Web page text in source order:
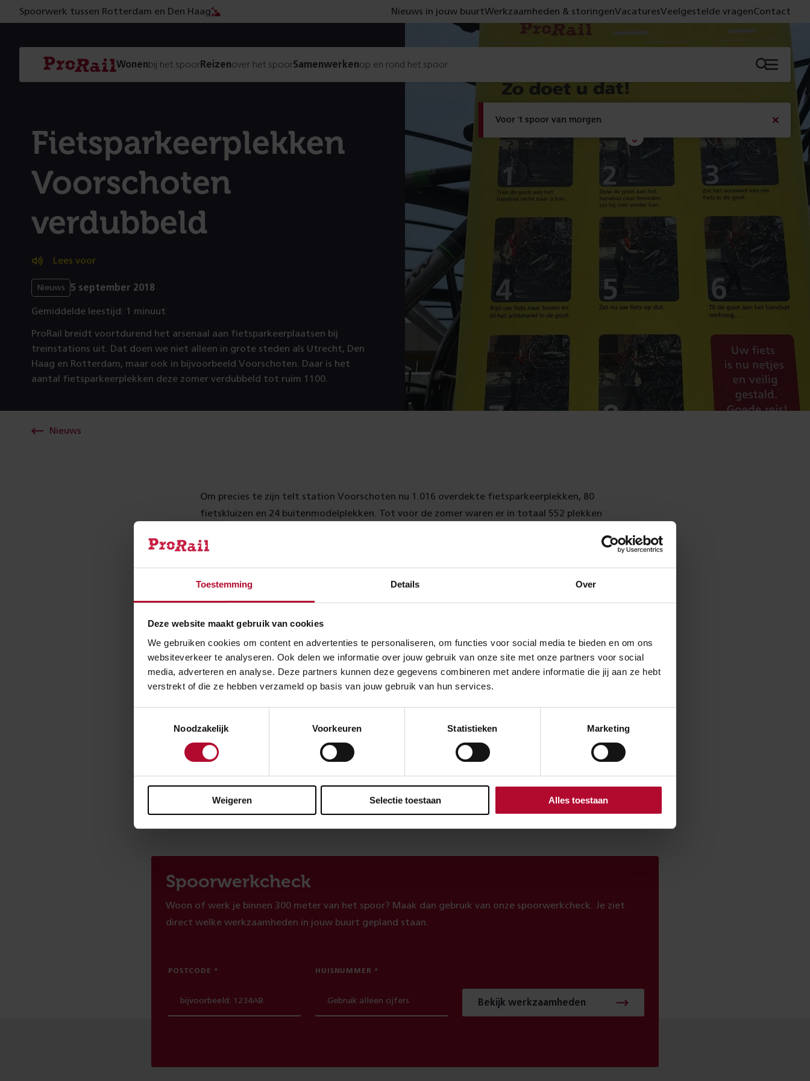
Toestemming Details Over
Deze website maakt gebruik van cookies
We gebruiken cookies om content en advertenties te personaliseren, om functies voor social media te bieden en om ons
websiteverkeer te analyseren. Ook delen we informatie over jouw gebruik van onze site met onze partners voor social
media, adverteren en analyse. Deze partners kunnen deze gegevens combineren met andere informatie die jij aan ze hebt
verstrekt of die ze hebben verzameld op basis van jouw gebruik van hun services.
Noodzakelijk
Voorkeuren Statistieken Marketing
Weigeren Selectie toestaan Alles toestaan
Voor 't spoor van morgen
Met de campagne 'Voor 't spoor naar morgen' laten
we zien wat er vandaag gebeurt en wat dat -
figuurlijk gezien - morgen oplevert.
Lees meer
Spoorwerk tussen Rotterdam en Den Haag Nieuws in jouw buurtWerkzaamheden & storingenVacaturesVeelgestelde vragenContact
Navigatie
Homepage
ProRail
Wonenbij het spoorReizenover het spoorSamenwerkenop en rond het spoor Menu
Fietsparkeerplekken
Voorschoten
verdubbeld
Lees voor
Nieuws 5 september 2018
Gemiddelde leestijd: 1 minuut
ProRail breidt voortdurend het arsenaal aan fietsparkeerplaatsen bij
treinstations uit. Dat doen we niet alleen in grote steden als Utrecht, Den
Haag en Rotterdam, maar ook in bijvoorbeeld Voorschoten. Daar is het
aantal fietsparkeerplekken deze zomer verdubbeld tot ruim 1100.
Nieuws
Om precies te zijn telt station Voorschoten nu 1.016 overdekte fietsparkeerplekken, 80
fietskluizen en 24 buitenmodelplekken. Tot voor de zomer waren er in totaal 552 plekken
Gemak van deur tot deur
dreigt een tekort aan fietsparkeerplekken bij stations.
1,2 miljoen treinreizigers op de fiets naar het station. En 15% gaat vanuit de trein met de
fiets naar z’n eindbestemming.
ProRail en NS willen daarom dat er de komende 10 jaar
250.000 nieuwe voorzieningen worden bijgebouwd.
Dat doen we samen met het ministerie
Spoorwerkcheck
Woon of werk je binnen 300 meter van het spoor? Maak dan gebruik van onze spoorwerkcheck. Je ziet
direct welke werkzaamheden in jouw buurt gepland staan.
POSTCODE HUISNUMMER
Bekijk werkzaamheden